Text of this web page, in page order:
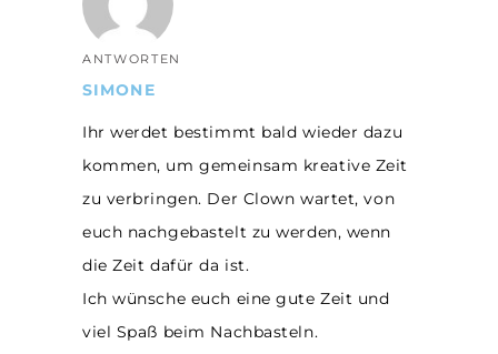
ANTWORTEN
SIMONE
Ihr werdet bestimmt bald wieder dazu
kommen, um gemeinsam kreative Zeit
zu verbringen. Der Clown wartet, von
euch nachgebastelt zu werden, wenn
die Zeit dafür da ist.
Ich wünsche euch eine gute Zeit und
viel Spaß beim Nachbasteln.